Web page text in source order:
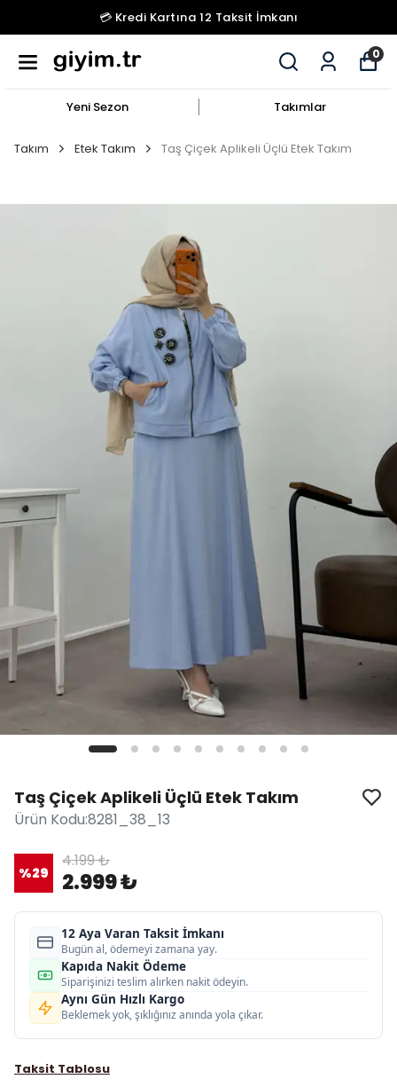
💳 Kredi Kartına 12 Taksit İmkanı
0
Yeni Sezon Takımlar
Takım Etek Takım Taş Çiçek Aplikeli Üçlü Etek Takım
Taş Çiçek Aplikeli Üçlü Etek Takım
Ürün Kodu:8281_38_13
%29
4.199 ₺
2.999 ₺
12 Aya Varan Taksit İmkanı
Bugün al, ödemeyi zamana yay.
Kapıda Nakit Ödeme
Siparişinizi teslim alırken nakit ödeyin.
Aynı Gün Hızlı Kargo
Beklemek yok, şıklığınız anında yola çıkar.
Taksit Tablosu